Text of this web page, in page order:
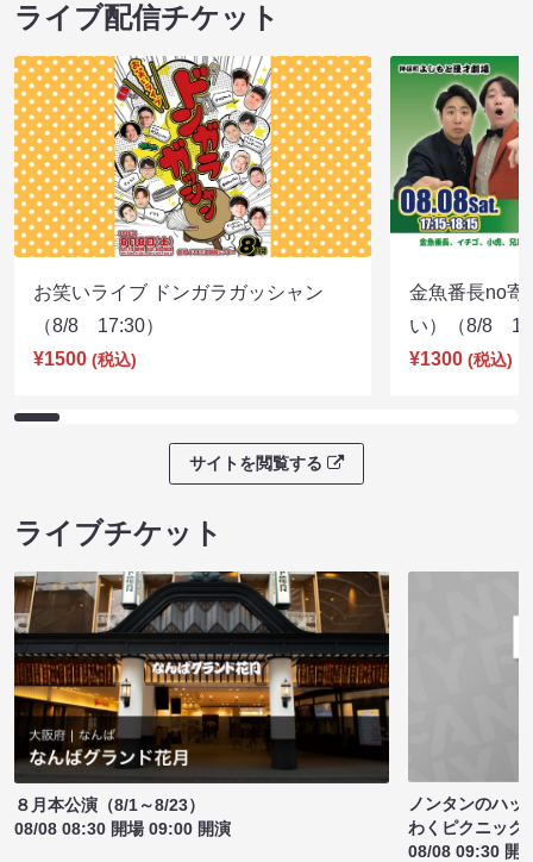
ライブ配信チケット
お笑いライブ ドンガラガッシャン
（8/8 17:30）
¥1500 (税込)
金魚番長no寄
い）（8/8
¥1300 (税込)
サイトを閲覧する
ライブチケット
８月本公演（8/1～8/23）
08/08 08:30 開場 09:00 開演
ノンタンのハッ
わくピクニック
08/08 09:30 開